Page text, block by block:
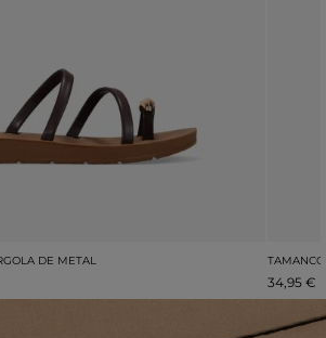
DE METAL
34,95 €